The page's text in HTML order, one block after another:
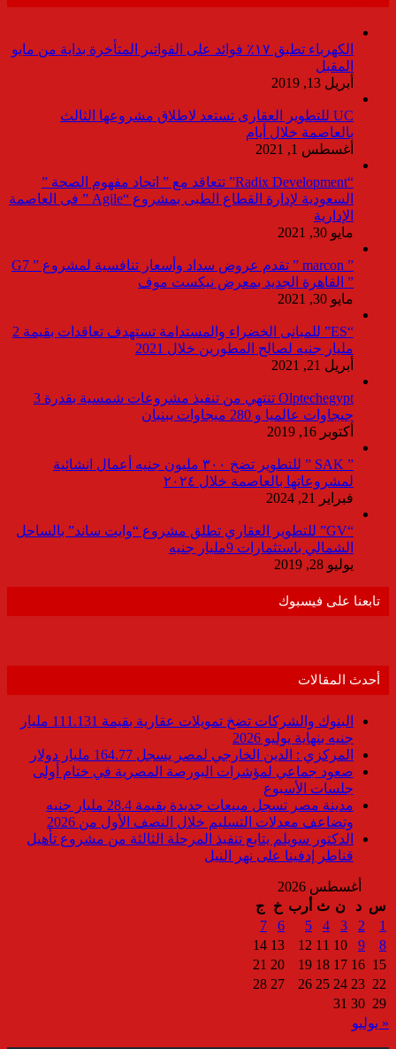
الكهرباء تطبق ١٧٪ فوائد على الفواتير المتأخرة بداية من مايو
المقبل
أبريل 13, 2019
UC للتطوير العقارى تستعد لاطلاق مشروعها الثالث
بالعاصمة خلال أيام
أغسطس 1, 2021
“Radix Development” تتعاقد مع ” اتحاد مفهوم الصحة ”
السعودية لإدارة القطاع الطبى بمشروع “Agile ” فى العاصمة
الإدارية
مايو 30, 2021
” marcon ” تقدم عروض سداد وأسعار تنافسية لمشروع ” G7
” القاهرة الجديد بمعرض نيكست موف
مايو 30, 2021
“ES” للمبانى الخضراء والمستدامة تستهدف تعاقدات بقيمة 2
مليار جنيه لصالح المطورين خلال 2021
أبريل 21, 2021
Olptechegypt تنتهي من تنفيذ مشروعات شمسية بقدرة 3
جيجاوات عالميا و 280 ميجاوات ببنبان
أكتوبر 16, 2019
” SAK ” للتطوير تضخ ٣٠٠ مليون جنيه أعمال انشائية
لمشروعاتها بالعاصمة خلال ٢٠٢٤
فبراير 21, 2024
“GV” للتطوير العقاري تطلق مشروع “وايت ساند” بالساحل
الشمالي باستثمارات 9مليار جنيه
يوليو 28, 2019
تابعنا على فيسبوك
أحدث المقالات
البنوك والشركات تضخ تمويلات عقارية بقيمة 111.131 مليار
جنيه بنهاية يوليو 2026
المركزي : الدين الخارجي لمصر يسجل 164.77 مليار دولار
صعود جماعي لمؤشرات البورصة المصرية في ختام أولى
جلسات الأسبوع
مدينة مصر تسجل مبيعات جديدة بقيمة 28.4 مليار جنيه
وتضاعف معدلات التسليم خلال النصف الأول من 2026
الدكتور سويلم يتابع تنفيذ المرحلة الثالثة من مشروع تأهيل
قناطر إدفينا على نهر النيل
أغسطس 2026
س د ن ث أرب خ
ج
1
2
3
4
5
6
7
8
9
10
11
12
13
14
15
16
17
18
19
20
21
22
23
24
25
26
27
28
29
30
31
« يوليو